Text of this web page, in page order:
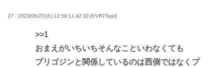
27 : 2023/06/27(火) 12:59:11.42 ID:JVVR7Xpp0
>>1
おまえがいちいちそんなこといわなくても
プリゴジンと関係しているのは西側ではなくプ